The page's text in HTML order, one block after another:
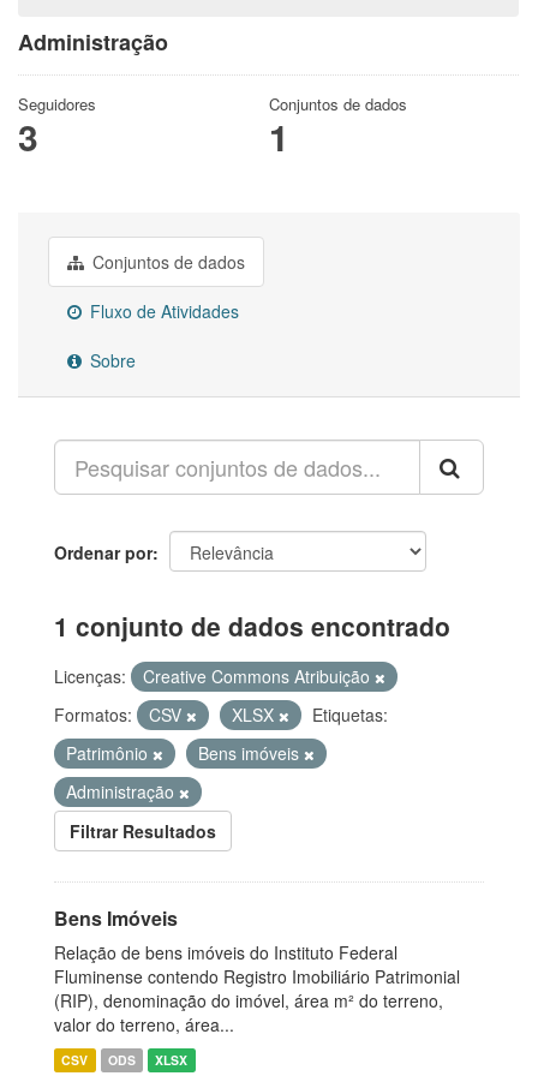
Administração
Seguidores
3
Conjuntos de dados
1
Conjuntos de dados
Fluxo de Atividades
Sobre
Ordenar por
1 conjunto de dados encontrado
Licenças:
Creative Commons Atribuição
Formatos:
CSV XLSX
Etiquetas:
Patrimônio
Bens imóveis
Administração
Filtrar Resultados
Bens Imóveis
Relação de bens imóveis do Instituto Federal
Fluminense contendo Registro Imobiliário Patrimonial
(RIP), denominação do imóvel, área m² do terreno,
valor do terreno, área...
CSV ODS XLSX